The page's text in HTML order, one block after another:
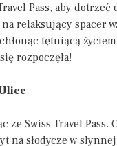
Pass, aby
relaksujący spacer
tętniącą
rozpoczęła!
Swiss Travel Pass.
na słodycze w